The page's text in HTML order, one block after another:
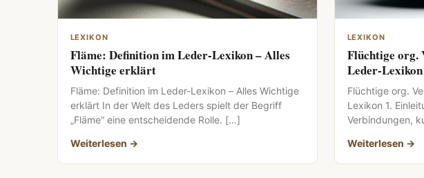
LEXIKON
Fläme: Definition im Leder-Lexikon – Alles
Wichtige erklärt
Fläme: Definition im Leder-Lexikon – Alles Wichtige
erklärt In der Welt des Leders spielt der Begriff
„Fläme“ eine entscheidende Rolle. […]
Weiterlesen →
LEXIKON
Flüchtige org.
Leder-Lexikon
Flüchtige org.
Lexikon 1.
Verbindungen,
Weiterlesen →